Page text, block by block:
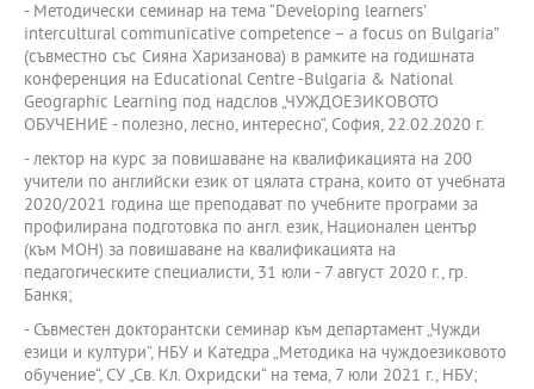
- Методически семинар на тема “Developing learners’
intercultural communicative competence – a focus on Bulgaria”
(съвместно със Сияна Харизанова) в рамките на годишната
конференция на Educational Centre -Bulgaria & National
Geographic Learning под надслов „ЧУЖДОЕЗИКОВОТО
ОБУЧЕНИЕ - полезно, лесно, интересно“, София, 22.02.2020 г.
- лектор на курс за повишаване на квалификацията на 200
учители по английски език от цялата страна, които от учебната
2020/2021 година ще преподават по учебните програми за
профилирана подготовка по англ. език, Национален център
(към МОН) за повишаване на квалификацията на
педагогическите специалисти, 31 юли - 7 август 2020 г., гр.
Банкя;
- Съвместен докторантски семинар към департамент „Чужди
езици и култури“, НБУ и Катедра „Методика на чуждоезиковото
обучение“, СУ „Св. Кл. Охридски“ на тема, 7 юли 2021 г., НБУ;